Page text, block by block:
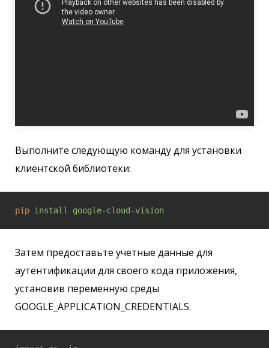
Выполните следующую команду для установки
клиентской библиотеки:
pip install google-cloud-vision
Затем предоставьте учетные данные для
аутентификации для своего кода приложения,
установив переменную среды
GOOGLE_APPLICATION_CREDENTIALS.